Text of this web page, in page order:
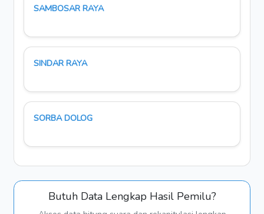
SAMBOSAR RAYA
SINDAR RAYA
SORBA DOLOG
Butuh Data Lengkap Hasil Pemilu?